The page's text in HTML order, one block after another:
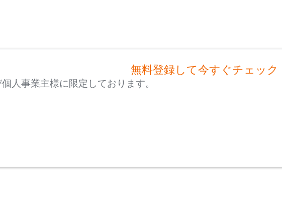
無料登録して今すぐチェック
人事業主様に限定しております。